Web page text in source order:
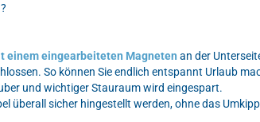
einem eingearbeiteten Magneten an der
So können Sie endlich entspannt Urlaub
und wichtiger Stauraum wird eingespart.
überall sicher hingestellt werden, ohne das